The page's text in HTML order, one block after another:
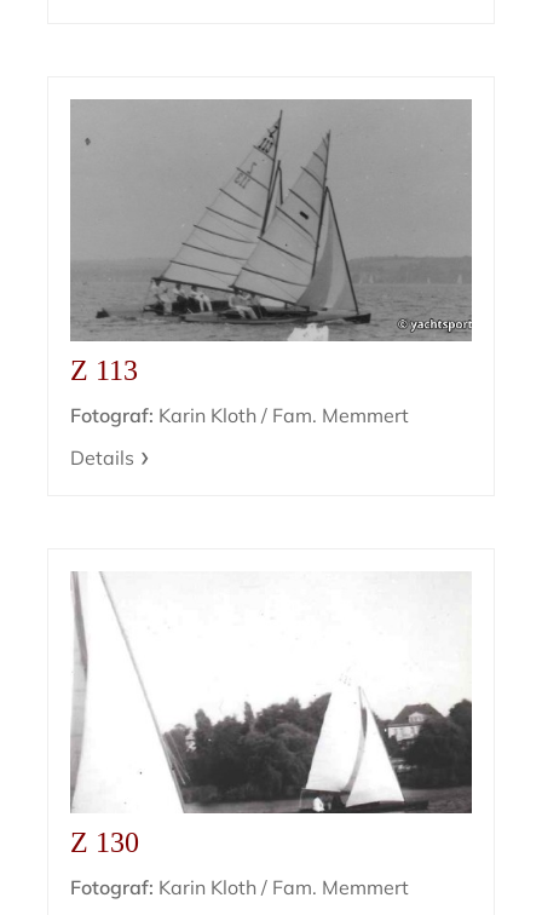
Z 113
Fotograf: Karin Kloth / Fam. Memmert
Details
Z 130
Fotograf: Karin Kloth / Fam. Memmert